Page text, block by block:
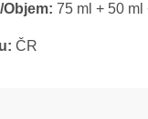
75 ml + 50 ml
ČR